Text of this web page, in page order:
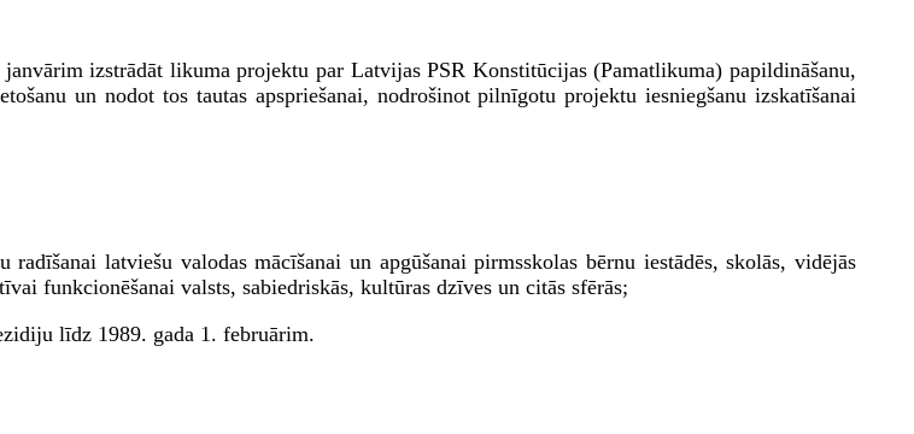
izstrādāt likuma projektu par Latvijas PSR Konstitūcijas (Pamatlikuma) papildināšanu,
un nodot tos tautas apspriešanai, nodrošinot pilnīgotu projektu iesniegšanu izskatīšanai
latviešu valodas mācīšanai un apgūšanai pirmsskolas bērnu iestādēs, skolās, vidējās
funkcionēšanai valsts, sabiedriskās, kultūras dzīves un citās sfērās;
līdz 1989. gada 1. februārim.